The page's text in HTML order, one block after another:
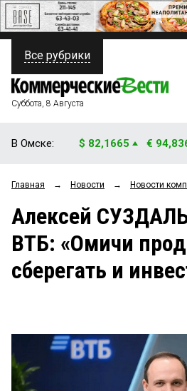
ПОЛИТИКА
ФИНАНСЫ
ОБЩЕСТВО
ЗАКОН
НОВОСТИ КОМПАНИЙ
Все рубрики
Суббота, 8 Августа
В Омске: $ 82,1665 €
Главная → Новости → Новости
Алексей
ВТБ: «Омичи
сберегать и